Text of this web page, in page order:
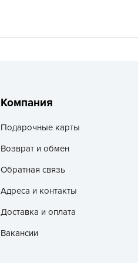
АГРОУСПЕХ
Агрофирма Аэлита
Аяском
Компания
Подарочные карты
Возврат и обмен
Обратная связь
Адреса и контакты
Доставка и оплата
Вакансии